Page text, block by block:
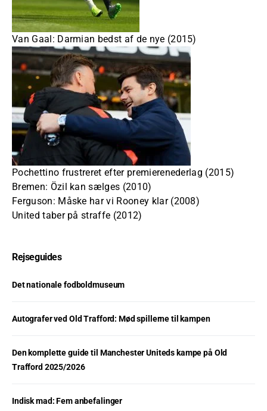
Van Gaal: Darmian bedst af de nye (2015)
Pochettino frustreret efter premierenederlag (2015)
Bremen: Özil kan sælges (2010)
Ferguson: Måske har vi Rooney klar (2008)
United taber på straffe (2012)
Rejseguides
Det nationale fodboldmuseum
Autografer ved Old Trafford: Mød spillerne til kampen
Den komplette guide til Manchester Uniteds kampe på Old
Trafford 2025/2026
Indisk mad: Fem anbefalinger